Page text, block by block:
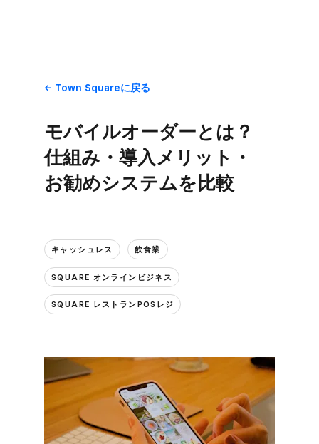
Town Squareに​戻る
モバイルオーダーとは？​
仕組み・導入メリット・​
お勧めシステムを​比較
キャッシュレス 飲食業
SQUARE オンラインビジネス
SQUARE レストランPOSレジ